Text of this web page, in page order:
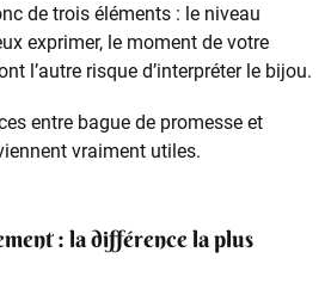
de trois éléments : le niveau
exprimer, le moment de votre
l’autre risque d’interpréter le bijou.
entre bague de promesse et
vraiment utiles.
: la différence la plus